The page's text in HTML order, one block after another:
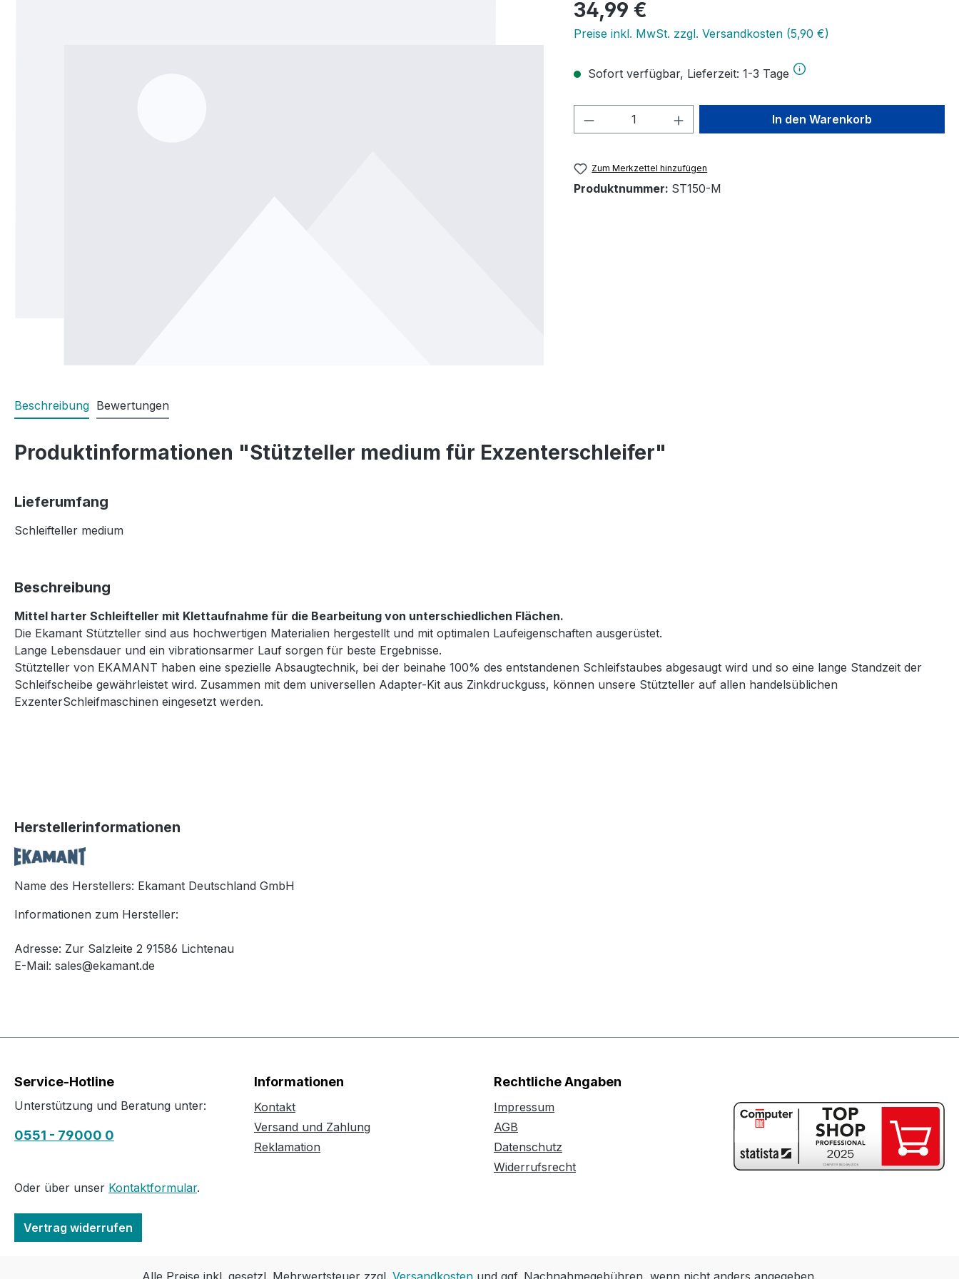
Regulärer Preis:
34,99 €
Preise inkl. MwSt. zzgl. Versandkosten (5,90 €)
Sofort verfügbar, Lieferzeit: 1-3 Tage
Produkt Anzahl: Gib den gewünschten Wert
In den Warenkorb
Zum Merkzettel hinzufügen
Produktnummer: ST150-M
Beschreibung Bewertungen
Produktinformationen "Stützteller medium für Exzenterschleifer"
Lieferumfang
Schleifteller medium
Beschreibung
Mittel harter Schleifteller mit Klettaufnahme für die Bearbeitung von unterschiedlichen Flächen.
Die Ekamant Stützteller sind aus hochwertigen Materialien hergestellt und mit optimalen Laufeigenschaften ausgerüstet.
Lange Lebensdauer und ein vibrationsarmer Lauf sorgen für beste Ergebnisse.
Stützteller von EKAMANT haben eine spezielle Absaugtechnik, bei der beinahe 100% des entstandenen Schleifstaubes abgesaugt wird und so eine lange Standzeit der
Schleifscheibe gewährleistet wird. Zusammen mit dem universellen Adapter-Kit aus Zinkdruckguss, können unsere Stützteller auf allen handelsüblichen
ExzenterSchleifmaschinen eingesetzt werden.
Herstellerinformationen
Name des Herstellers: Ekamant Deutschland GmbH
Informationen zum Hersteller:
Adresse: Zur Salzleite 2 91586 Lichtenau
E-Mail: sales@ekamant.de
Service-Hotline
Unterstützung und Beratung unter:
0551 - 79000 0
Oder über unser Kontaktformular.
Vertrag widerrufen
Informationen
Kontakt
Versand und Zahlung
Reklamation
Rechtliche Angaben
Impressum
AGB
Datenschutz
Widerrufsrecht